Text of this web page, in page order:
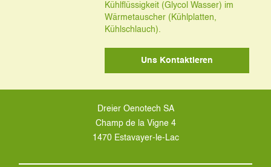
Kühlflüssigkeit (Glycol Wasser) im
Wärmetauscher (Kühlplatten,
Kühlschlauch).
Uns Kontaktieren
Dreier Oenotech SA
Champ de la Vigne 4
1470 Estavayer-le-Lac